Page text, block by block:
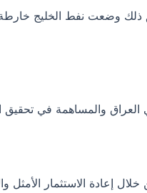
وضعت نفط الخليج خارطة
العراق والمساهمة في
الاستثمار الأمثل